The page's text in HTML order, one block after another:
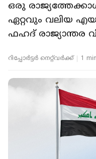
ഒരു
ഏറ്റവും വലിയ
ഫഹദ് രാജ്യാന്തര
റിപ്പോർട്ടർ നെറ്റ്‌വര്‍ക്ക്‌ 1